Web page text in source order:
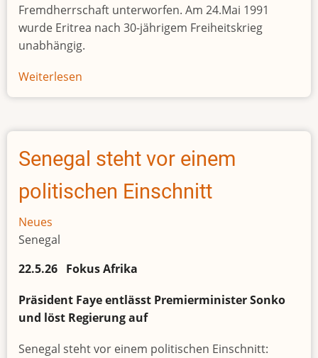
Fremdherrschaft unterworfen. Am 24.Mai 1991
wurde Eritrea nach 30-jährigem Freiheitskrieg
unabhängig.
Weiterlesen
35
Eritrea
Senegal steht vor einem
politischen Einschnitt
Neues
Senegal
22.5.26 Fokus Afrika
Präsident Faye entlässt Premierminister Sonko
und löst Regierung auf
Senegal steht vor einem politischen Einschnitt: